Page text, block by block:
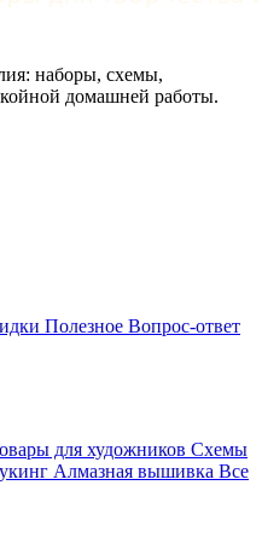
наборы, схемы,
домашней работы.
Полезное Вопрос-ответ
для художников Схемы
Алмазная вышивка Все